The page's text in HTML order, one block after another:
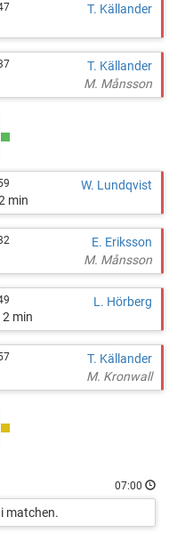
T. Källander
T. Källander
M. Månsson
W. Lundqvist
min
E. Eriksson
M. Månsson
L. Hörberg
2 min
T. Källander
M. Kronwall
07:00
matchen.